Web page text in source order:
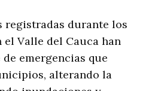
registradas durante los
Valle del Cauca han
emergencias que
alterando la